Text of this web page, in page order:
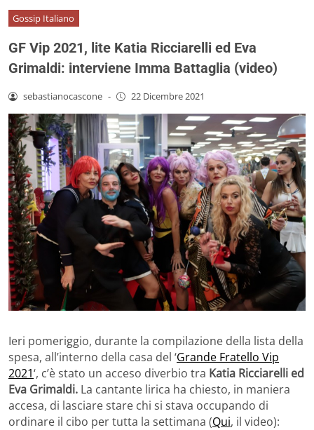
Gossip Italiano
GF Vip 2021, lite Katia Ricciarelli ed Eva
Grimaldi: interviene Imma Battaglia (video)
sebastianocascone - 22 Dicembre 2021
Ieri pomeriggio, durante la compilazione della lista della
spesa, all’interno della casa del ‘Grande Fratello Vip
2021‘, c’è stato un acceso diverbio tra Katia Ricciarelli ed
Eva Grimaldi. La cantante lirica ha chiesto, in maniera
accesa, di lasciare stare chi si stava occupando di
ordinare il cibo per tutta la settimana (Qui, il video):